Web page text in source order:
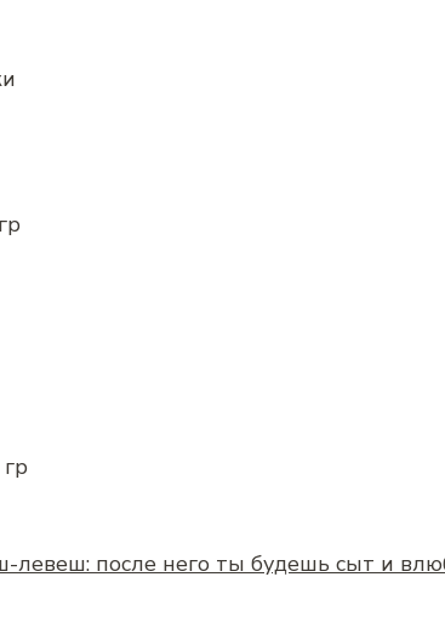
левеш: после него ты будешь сыт и